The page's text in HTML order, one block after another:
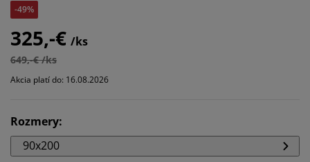
-49%
325,-€ /ks
649,-€ /ks
Akcia platí do: 16.08.2026
Rozmery:
90x200